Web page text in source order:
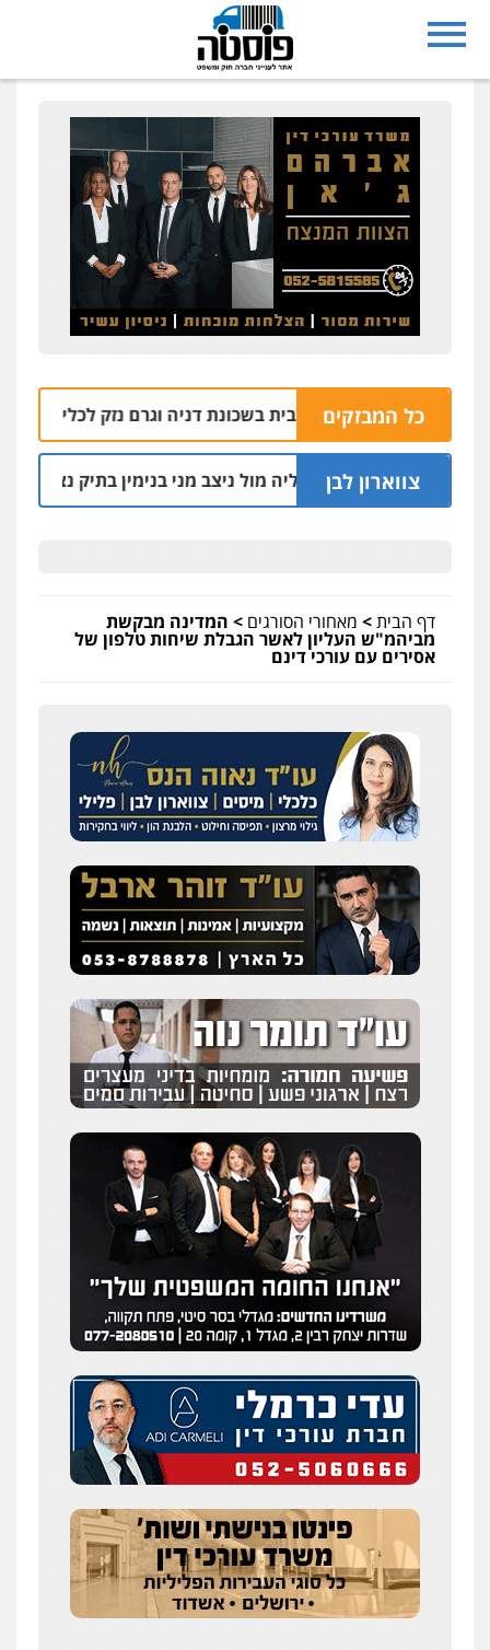
כל המבזקים
הושלך סמוך לבית בשכונת דניה וגרם נזק לכלי רכב 05.08 | 11:27
צווארון לבן
הבכיר והאפליה מול ניצב מני בנימין בתיק נצרת וארגון בכרי
דף הבית> מאחורי הסורגים > המדינה מבקשת
מביהמ"ש העליון לאשר הגבלת שיחות טלפון של
אסירים עם עורכי דינם